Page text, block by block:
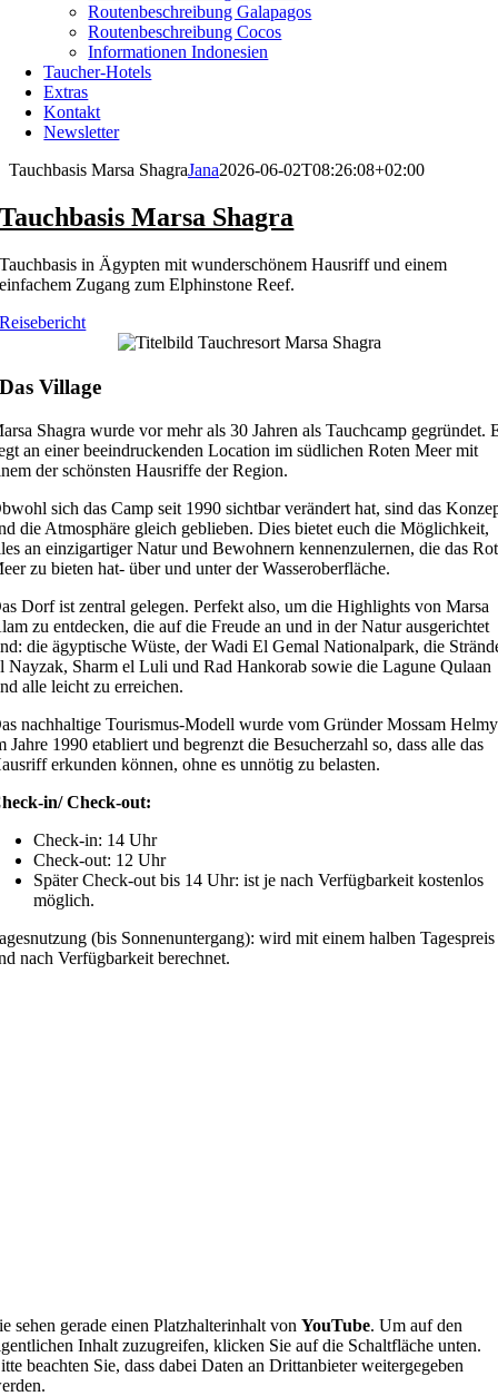
Routenbeschreibung Galapagos
Routenbeschreibung Cocos
Informationen Indonesien
Taucher-Hotels
Extras
Kontakt
Newsletter
Tauchbasis Marsa ShagraJana2026-06-02T08:26:08+02:00
Tauchbasis Marsa Shagra
Tauchbasis in Ägypten mit wunderschönem Hausriff und einem
einfachem Zugang zum Elphinstone Reef.
Reisebericht
Das Village
Shagra wurde vor mehr als 30 Jahren als Tauchcamp gegründet.
an einer beeindruckenden Location im südlichen Roten Meer mit
der schönsten Hausriffe der Region.
sich das Camp seit 1990 sichtbar verändert hat, sind das
die Atmosphäre gleich geblieben. Dies bietet euch die Möglichkeit,
an einzigartiger Natur und Bewohnern kennenzulernen, die das
zu bieten hat- über und unter der Wasseroberfläche.
Dorf ist zentral gelegen. Perfekt also, um die Highlights von Marsa
zu entdecken, die auf die Freude an und in der Natur ausgerichtet
die ägyptische Wüste, der Wadi El Gemal Nationalpark, die
Nayzak, Sharm el Luli und Rad Hankorab sowie die Lagune Qulaan
alle leicht zu erreichen.
nachhaltige Tourismus-Modell wurde vom Gründer Mossam Helmy
Jahre 1990 etabliert und begrenzt die Besucherzahl so, dass alle das
erkunden können, ohne es unnötig zu belasten.
in/ Check-out:
Check-in: 14 Uhr
Check-out: 12 Uhr
Später Check-out bis 14 Uhr: ist je nach Verfügbarkeit kostenlos
möglich.
(bis Sonnenuntergang): wird mit einem halben Tagespreis
nach Verfügbarkeit berechnet.
sehen gerade einen Platzhalterinhalt vonYouTube. Um auf den
Inhalt zuzugreifen, klicken Sie auf die Schaltfläche unten.
beachten Sie, dass dabei Daten an Drittanbieter weitergegeben